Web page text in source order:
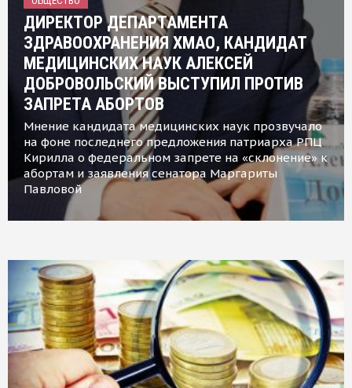
ДИРЕКТОР ДЕПАРТАМЕНТА
ЗДРАВООХРАНЕНИЯ ХМАО, КАНДИДАТ
МЕДИЦИНСКИХ НАУК АЛЕКСЕЙ
ДОБРОВОЛЬСКИЙ ВЫСТУПИЛ ПРОТИВ
ЗАПРЕТА АБОРТОВ
Мнение кандидата медицинских наук прозвучало
на фоне последнего предложения патриарха РПЦ
Кирилла о федеральном запрете на «склонение» к
абортам и заявления сенатора Маргариты
Павловой